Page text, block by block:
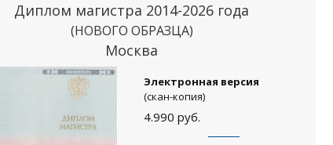
Диплом магистра 2014-2026 года
(НОВОГО ОБРАЗЦА)
Москва
Электронная версия
(скан-копия)
4.990 руб.